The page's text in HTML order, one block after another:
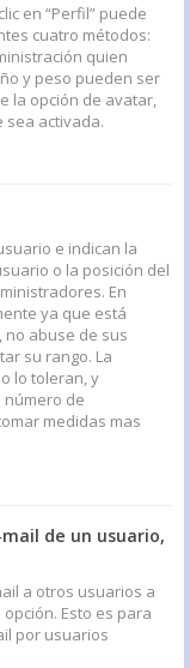
en “Perfil” puede
cuatro métodos:
quien
y peso pueden ser
la opción de avatar,
sea activada.
e indican la
o la posición del
En
ya que está
abuse de sus
su rango. La
lo toleran, y
de
medidas mas
de un usuario,
a otros usuarios a
Esto es para
por usuarios